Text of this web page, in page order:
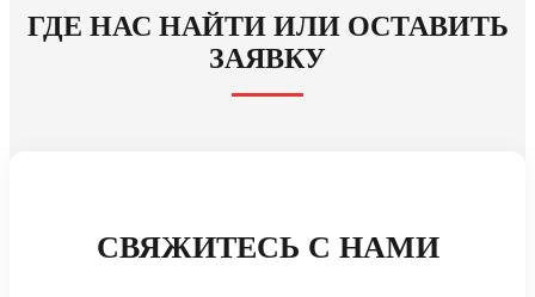
ГДЕ НАС НАЙТИ ИЛИ ОСТАВИТЬ
ЗАЯВКУ
СВЯЖИТЕСЬ С НАМИ